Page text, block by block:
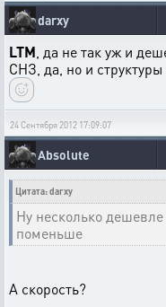
darxy
LTM , да не так уж и
СНЗ, да, но и
24 Сентября 2012 17:09:07
Absolute
Цитата: darxy
Ну несколько
поменьше
А скорость?